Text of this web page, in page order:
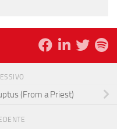
(From a Priest)